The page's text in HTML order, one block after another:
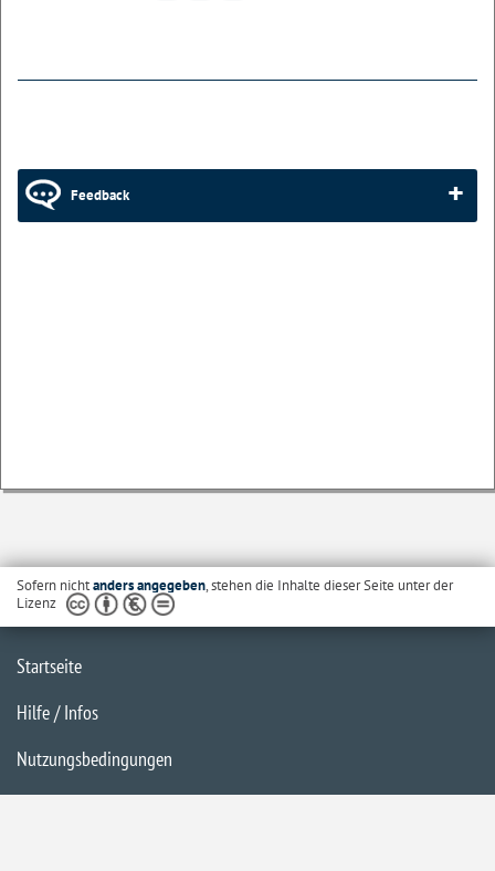
Feedback
Sofern nichtanders angegeben, stehen die Inhalte dieser Seite unter der
Lizenz
Startseite
Hilfe / Infos
Nutzungsbedingungen